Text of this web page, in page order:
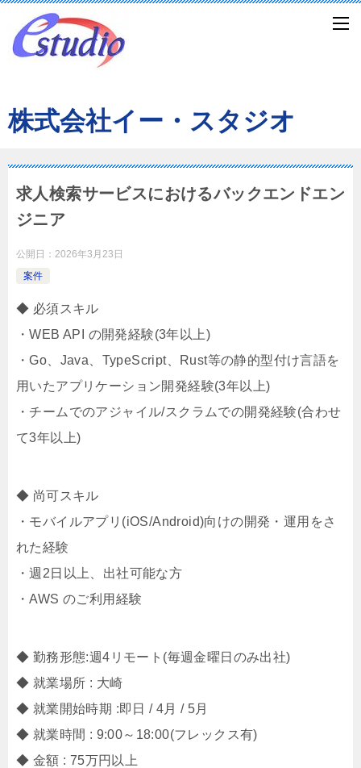
株式会社イー・スタジオ
求人検索サービスにおけるバックエンドエン
ジニア
公開日： 2026年3月23日
案件
◆ 必須スキル
・WEB API の開発経験(3年以上)
・Go、Java、TypeScript、Rust等の静的型付け言語を
用いたアプリケーション開発経験(3年以上)
・チームでのアジャイル/スクラムでの開発経験(合わせ
て3年以上)
◆ 尚可スキル
・モバイルアプリ(iOS/Android)​向けの開発・運用をさ
れた経験
・週2日以上、出社可能な方
・AWS のご利用経験
◆ 勤務形態:週4リモート(毎週金曜日のみ出社)
◆ 就業場所 : 大崎
◆ 就業開始時期 :即日 / 4月 / 5月
◆ 就業時間 : 9:00～18:00(フレックス有)
◆ 金額 : 75万円以上